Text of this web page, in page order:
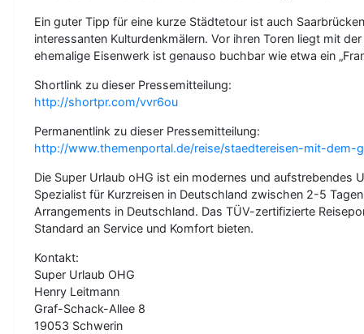
Ein guter Tipp für eine kurze Städtetour ist auch
interessanten Kulturdenkmälern. Vor ihren Toren liegt mit
ehemalige Eisenwerk ist genauso buchbar wie etwa ein
Shortlink zu dieser Pressemitteilung:
http://shortpr.com/vvr6ou
Permanentlink zu dieser Pressemitteilung:
http://www.themenportal.de/reise/staedtereisen-mit-dem-
Die Super Urlaub oHG ist ein modernes und
Spezialist für Kurzreisen in Deutschland zwischen 2-5
Arrangements in Deutschland. Das TÜV-zertifizierte
Standard an Service und Komfort bieten.
Kontakt:
Super Urlaub OHG
Henry Leitmann
Graf-Schack-Allee 8
19053 Schwerin